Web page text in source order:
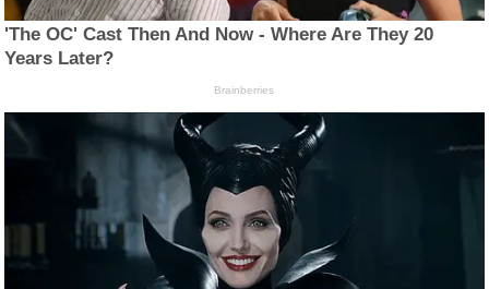
'The OC' Cast Then And Now - Where Are They 20
Years Later?
Brainberries